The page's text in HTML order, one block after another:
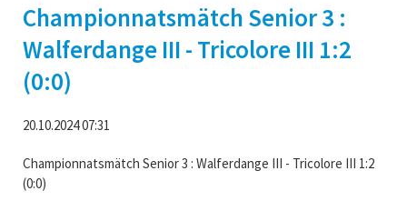
Championnatsmätch Senior 3 :
Walferdange III - Tricolore III 1:2
(0:0)
20.10.2024 07:31
Championnatsmätch Senior 3 : Walferdange III - Tricolore III 1:2
(0:0)